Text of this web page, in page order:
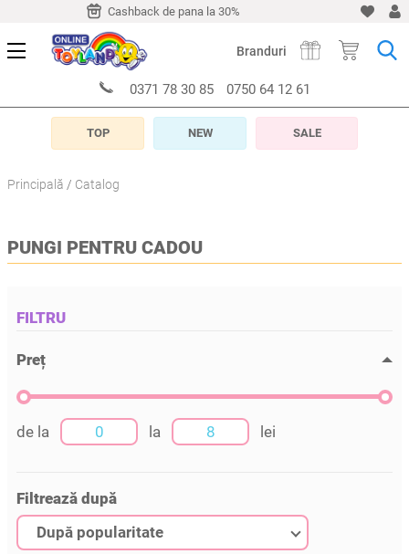
Cashback de pana la 30% Livrare timp de 5-10
Branduri
0371 78 30 85 0750 64 12 61
TOP NEW SALE
Principală Catalog
PUNGI PENTRU CADOU
FILTRU
Preț
de la la lei
Filtrează după
După popularitate